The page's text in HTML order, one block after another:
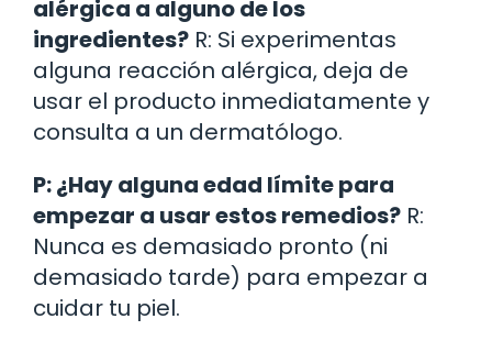
alérgica a alguno de los
ingredientes? R: Si experimentas
alguna reacción alérgica, deja de
usar el producto inmediatamente y
consulta a un dermatólogo.
P: ¿Hay alguna edad límite para
empezar a usar estos remedios? R:
Nunca es demasiado pronto (ni
demasiado tarde) para empezar a
cuidar tu piel.